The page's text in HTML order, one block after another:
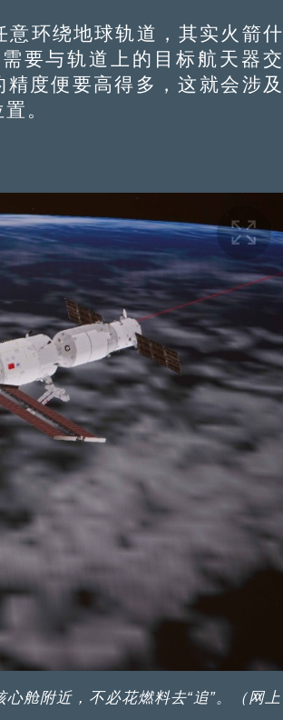
环绕地球轨道，其实火箭什
要与轨道上的目标航天器交
度便要高得多，这就会涉及
。
舱附近，不必花燃料去“追”。（网上